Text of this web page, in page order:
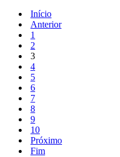
Início
Anterior
1
2
3
4
5
6
7
8
9
10
Próximo
Fim